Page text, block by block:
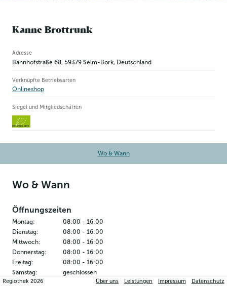
Kanne Brottrunk
Betriebsinformation
Adresse
Bahnhofstraße 68, 59379 Selm-Bork, Deutschland
Verknüpfte Betriebsarten
Onlineshop
Siegel und Mitgliedschaften
DE-ÖKO-003
Wo & Wann
Wo & Wann
Öffnungszeiten
Montag: 08:00 - 16:00
Dienstag: 08:00 - 16:00
Mittwoch: 08:00 - 16:00
Donnerstag: 08:00 - 16:00
Freitag: 08:00 - 16:00
Samstag:
geschlossen
Sonntag: geschlossen
Regiothek2026 Über uns Leistungen Impressum Datenschutz